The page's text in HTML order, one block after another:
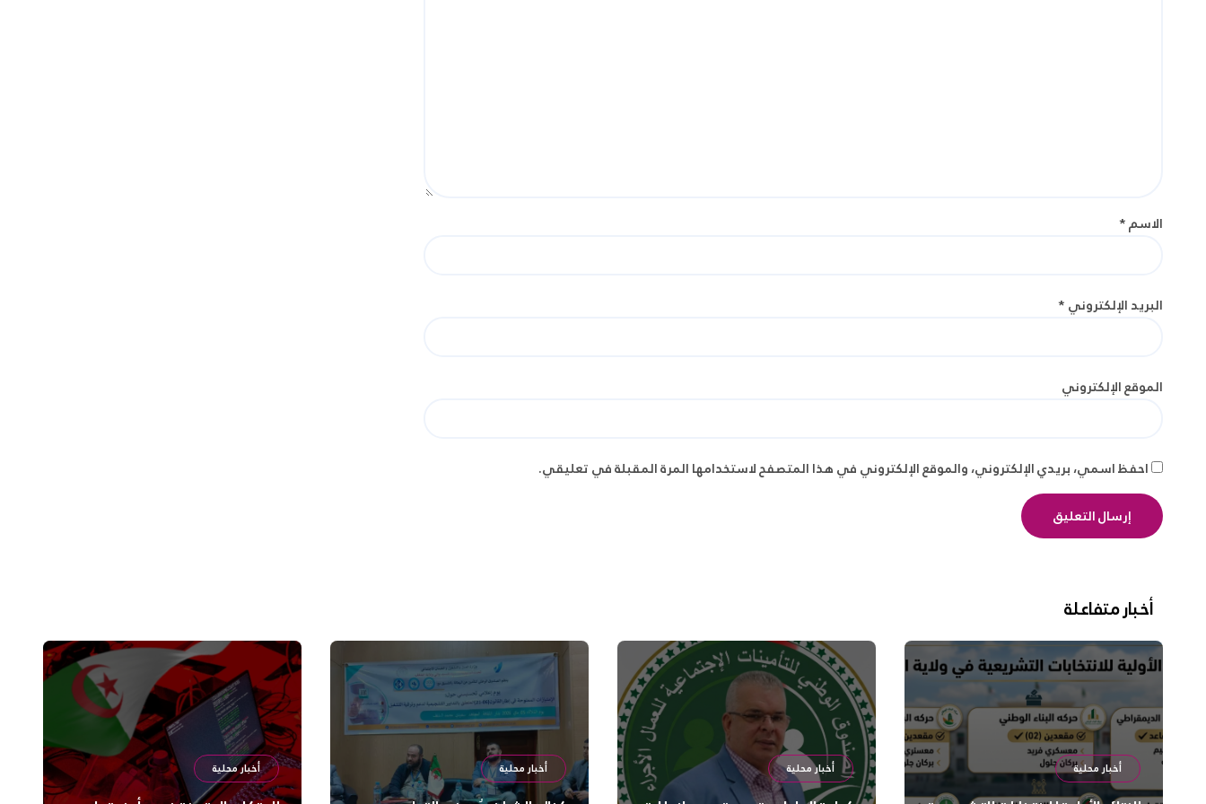
الاسم*
البريد الإلكتروني*
الموقع الإلكتروني
احفظ اسمي، بريدي الإلكتروني، والموقع الإلكتروني في هذا المتصفح لاستخدامها المرة المقبلة في تعليقي.
أخبار متفاعلة
أخبار محلية أخبار محلية أخبار محلية أخبار محلية